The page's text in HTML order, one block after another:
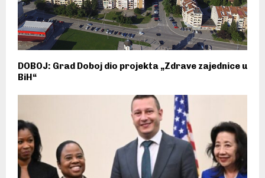
DOBOJ: Grad Doboj dio projekta „Zdrave zajednice u
BiH“